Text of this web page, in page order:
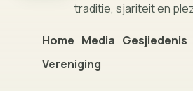
traditie, sjariteit en
Home Media Gesjiedenis
Vereniging